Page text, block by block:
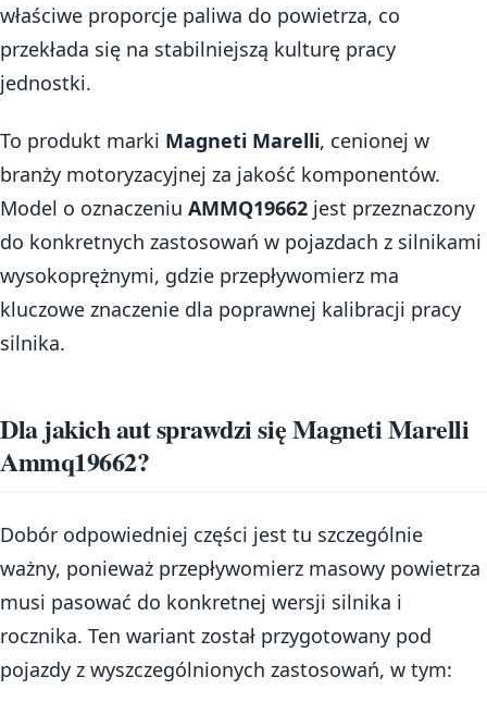
właściwe proporcje paliwa do powietrza, co
przekłada się na stabilniejszą kulturę pracy
jednostki.
To produkt marki Magneti Marelli, cenionej w
branży motoryzacyjnej za jakość komponentów.
Model o oznaczeniu AMMQ19662 jest przeznaczony
do konkretnych zastosowań w pojazdach z silnikami
wysokoprężnymi, gdzie przepływomierz ma
kluczowe znaczenie dla poprawnej kalibracji pracy
silnika.
Dla jakich aut sprawdzi się Magneti Marelli
Ammq19662?
Dobór odpowiedniej części jest tu szczególnie
ważny, ponieważ przepływomierz masowy powietrza
musi pasować do konkretnej wersji silnika i
rocznika. Ten wariant został przygotowany pod
pojazdy z wyszczególnionych zastosowań, w tym: